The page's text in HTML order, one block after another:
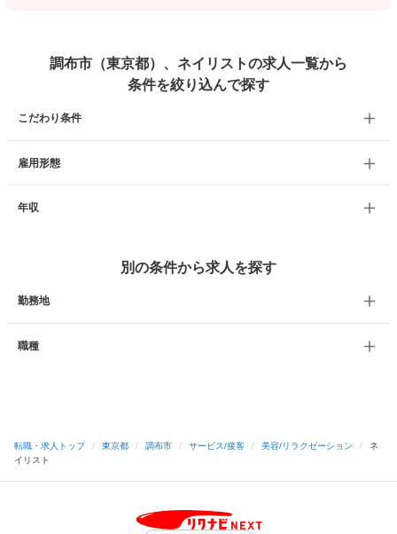
調布市（東京都）、ネイリストの求人一覧から
条件を絞り込んで探す
こだわり条件
雇用形態
年収
別の条件から求人を探す
勤務地
職種
転職・求人トップ / 東京都 / 調布市 / サービス/接客 / 美容/リラクゼーション /
ネ
イリスト